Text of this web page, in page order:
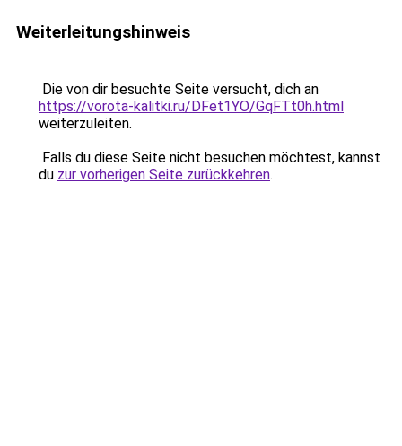
Weiterleitungshinweis
Die von dir besuchte Seite versucht, dich an
https://vorota-kalitki.ru/DFet1YO/GqFTt0h.html
weiterzuleiten.
Falls du diese Seite nicht besuchen möchtest, kannst
du zur vorherigen Seite zurückkehren.